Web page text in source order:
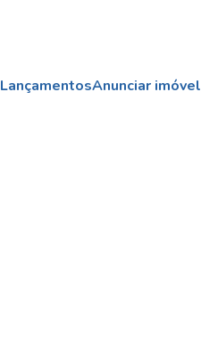
LançamentosAnunciar imóvel